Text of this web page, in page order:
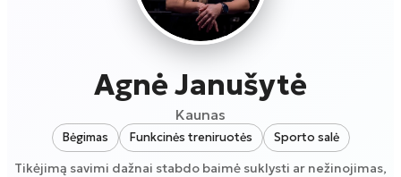
Agnė Janušytė
Kaunas
Bėgimas Funkcinės treniruotės Sporto salė
Tikėjimą savimi dažnai stabdo baimė suklysti ar nežinojimas,